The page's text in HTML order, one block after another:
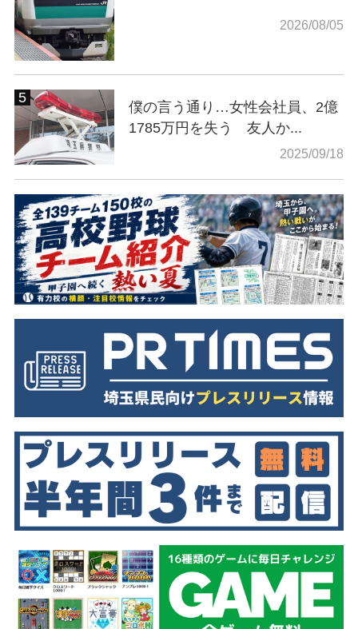
2026/08/05
僕の言う通り…女性会社員、2億
1785万円を失う 友人か...
2025/09/18